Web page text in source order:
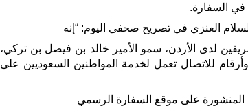
في السفارة.
العنزي في تصريح صحفي اليوم: “إنه
لدى الأردن، سمو الأمير خالد بن فيصل بن تركي،
للاتصال تعمل لخدمة المواطنين السعوديين على
المنشورة على موقع السفارة الرسمي